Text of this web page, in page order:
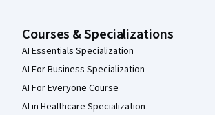
Courses & Specializations
AI Essentials Specialization
AI For Business Specialization
AI For Everyone Course
AI in Healthcare Specialization